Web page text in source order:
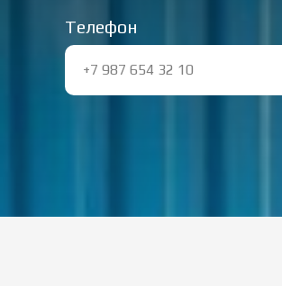
Телефон
+7 987 654 32 10